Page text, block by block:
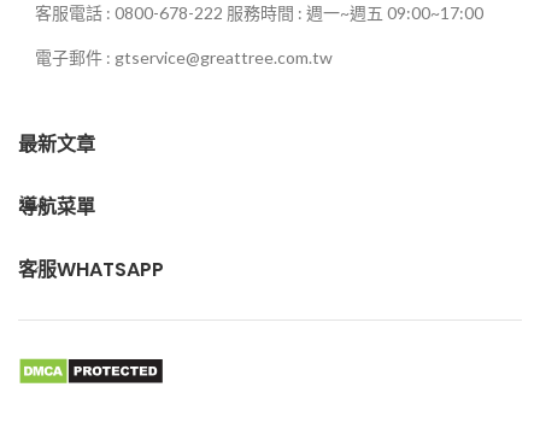
客服電話 : 0800-678-222 服務時間 : 週一~週五 09:00~17:00
電子郵件 : gtservice@greattree.com.tw
最新文章
導航菜單
客服WHATSAPP